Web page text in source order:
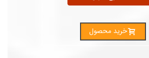
خرید محصول